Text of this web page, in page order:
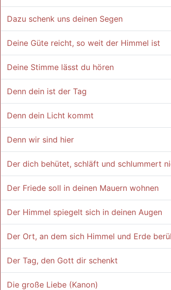
Dazu schenk uns deinen Segen
Deine Güte reicht, so weit der Himmel ist
Deine Stimme lässt du hören
Denn dein ist der Tag
Denn dein Licht kommt
Denn wir sind hier
Der dich behütet, schläft und schlummert
Der Friede soll in deinen Mauern wohnen
Der Himmel spiegelt sich in deinen Augen
Der Ort, an dem sich Himmel und Erde
Der Tag, den Gott dir schenkt
Die große Liebe (Kanon)